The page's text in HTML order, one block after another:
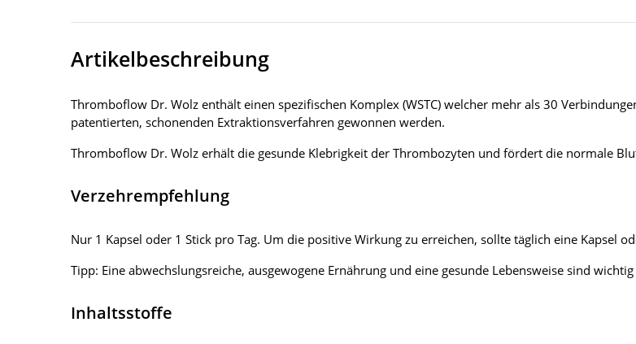
Artikelbeschreibung
Thromboflow Dr. Wolz enthält einen spezifischen Komplex (WSTC) welcher mehr als 30
patentierten, schonenden Extraktionsverfahren gewonnen werden.
Thromboflow Dr. Wolz erhält die gesunde Klebrigkeit der Thrombozyten und fördert die normale
Verzehrempfehlung
Nur 1 Kapsel oder 1 Stick pro Tag. Um die positive Wirkung zu erreichen, sollte täglich eine Kapsel
Tipp: Eine abwechslungsreiche, ausgewogene Ernährung und eine gesunde Lebensweise sind
Inhaltsstoffe